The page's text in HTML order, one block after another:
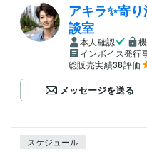
アキラ✨寄
談室
本人確認
インボイス発行
総販売実績38評価
メッセージを送る
スケジュール